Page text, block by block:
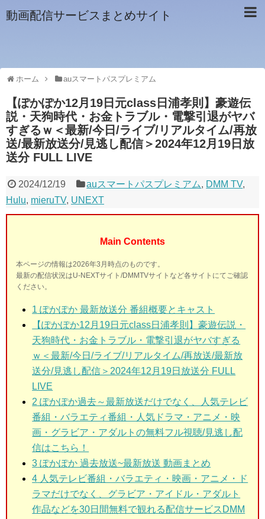
動画配信サービスまとめサイト
ホーム auスマートパスプレミアム
【ぽかぽか12月19日元class日浦孝則】豪遊伝
説・天狗時代・お金トラブル・電撃引退がヤバ
すぎるｗ＜最新/今日/ライブ/リアルタイム/再放
送/最新放送分/見逃し配信＞2024年12月19日放
送分 FULL LIVE
2024/12/19 auスマートパスプレミアム, DMM TV,
Hulu, mieruTV, UNEXT
Main Contents
本ページの情報は2026年3月時点のものです。
最新の配信状況はU-NEXTサイト/DMMTVサイトなど各サイトにてご確認
ください。
1 ぽかぽか 最新放送分 番組概要とキャスト
【ぽかぽか12月19日元class日浦孝則】豪遊伝説・
天狗時代・お金トラブル・電撃引退がヤバすぎる
ｗ＜最新/今日/ライブ/リアルタイム/再放送/最新放
送分/見逃し配信＞2024年12月19日放送分 FULL
LIVE
2 ぽかぽか過去～最新放送だけでなく、人気テレビ
番組・バラエティ番組・人気ドラマ・アニメ・映
画・グラビア・アダルトの無料フル視聴/見逃し配
信はこちら！
3 ぽかぽか 過去放送~最新放送 動画まとめ
4 人気テレビ番組・バラエティ・映画・アニメ・ド
ラマだけでなく、グラビア・アイドル・アダルト
作品などを30日間無料で観れる配信サービスDMM